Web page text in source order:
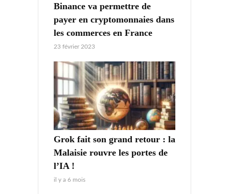
Binance va permettre de
payer en cryptomonnaies dans
les commerces en France
23 février 2023
Grok fait son grand retour : la
Malaisie rouvre les portes de
l’IA !
il y a 6 mois